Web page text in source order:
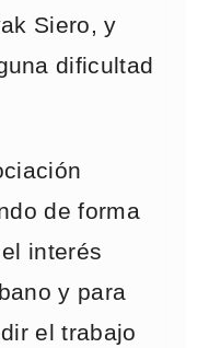
Siero, y
dificultad
de forma
interés
y para
el trabajo